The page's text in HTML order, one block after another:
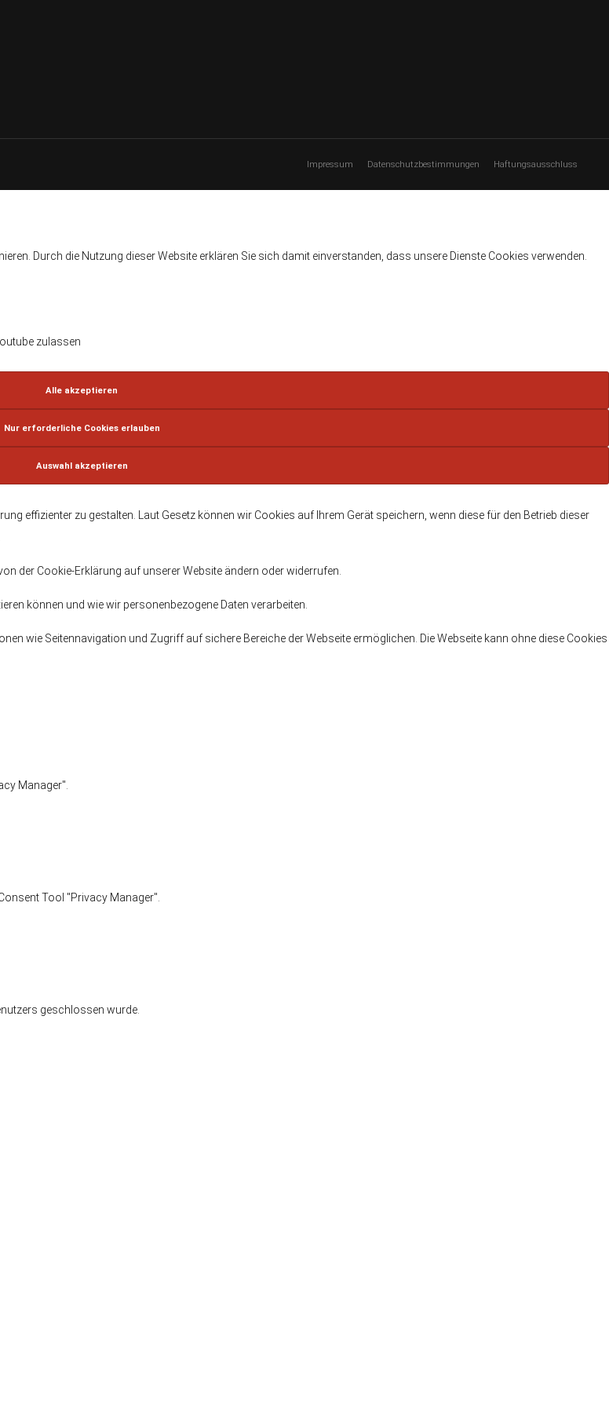
Impressum Datenschutzbestimmungen Haftungsausschluss
Durch die Nutzung dieser Website erklären Sie sich damit einverstanden, dass unsere Dienste Cookies verwenden.
zulassen
effizienter zu gestalten. Laut Gesetz können wir Cookies auf Ihrem Gerät speichern, wenn diese für den Betrieb dieser
der Cookie-Erklärung auf unserer Website ändern oder widerrufen.
können und wie wir personenbezogene Daten verarbeiten.
wie Seitennavigation und Zugriff auf sichere Bereiche der Webseite ermöglichen. Die Webseite kann ohne diese Cookies
Manager".
Tool "Privacy Manager".
geschlossen wurde.